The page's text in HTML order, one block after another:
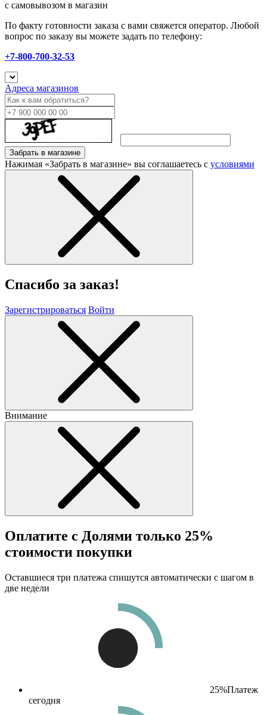
с самовывозом в магазин
По факту готовности заказа с вами свяжется оператор. Любой
вопрос по заказу вы можете задать по телефону:
+7-800-700-32-53
Адреса магазинов
Забрать в магазине
Нажимая «Забрать в магазине» вы соглашаетесь с условиями
Спасибо за заказ!
Зарегистрироваться Войти
Внимание
Оплатите с Долями только 25%
стоимости покупки
Оставшиеся три платежа спишутся автоматически с шагом в
две недели
25%Платеж
сегодня